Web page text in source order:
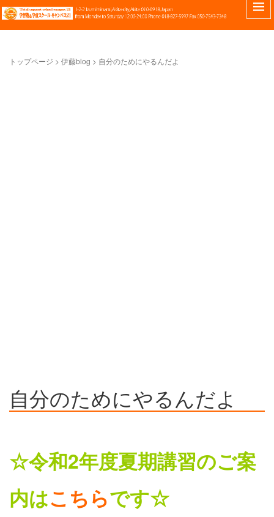
トップページ > 伊藤blog > 自分のためにやるんだよ
自分のためにやるんだよ
☆令和2年度夏期講習のご案
内はこちらです☆